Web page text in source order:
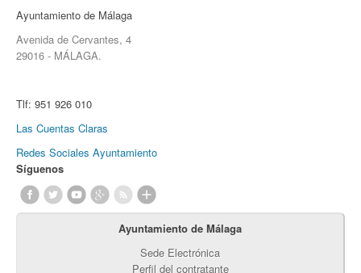
Ayuntamiento de Málaga
Avenida de Cervantes, 4
29016 - MÁLAGA.
Tlf: 951 926 010
Las Cuentas Claras
Redes Sociales Ayuntamiento
Síguenos
Ayuntamiento de Málaga
Sede Electrónica
Perfil del contratante